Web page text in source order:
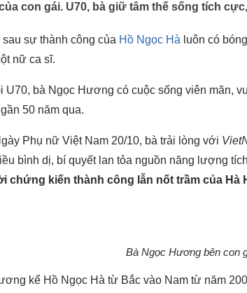
con gái. U70, bà giữ tâm thế sống tích
sự thành công của Hồ Ngọc Hà luôn có
nữ ca sĩ.
U70, bà Ngọc Hương có cuộc sống viên mãn,
50 năm qua.
Phụ nữ Việt Nam 20/10, bà trải lòng với
bình dị, bí quyết lan tỏa nguồn năng lượng
chứng kiến thành công lẫn nốt trầm của Hà
Bà Ngọc Hương bên con
kể Hồ Ngọc Hà từ Bắc vào Nam từ năm